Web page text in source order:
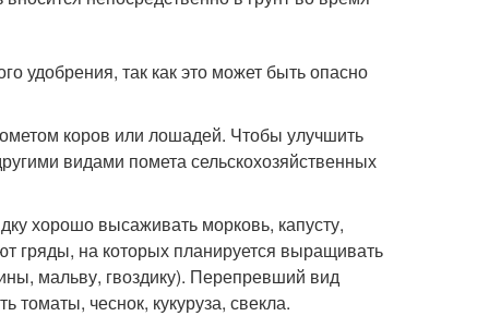
удобрения, так как это может быть опасно
коров или лошадей. Чтобы улучшить
видами помета сельскохозяйственных
хорошо высаживать морковь, капусту,
гряды, на которых планируется выращивать
мальву, гвоздику). Перепревший вид
томаты, чеснок, кукуруза, свекла.